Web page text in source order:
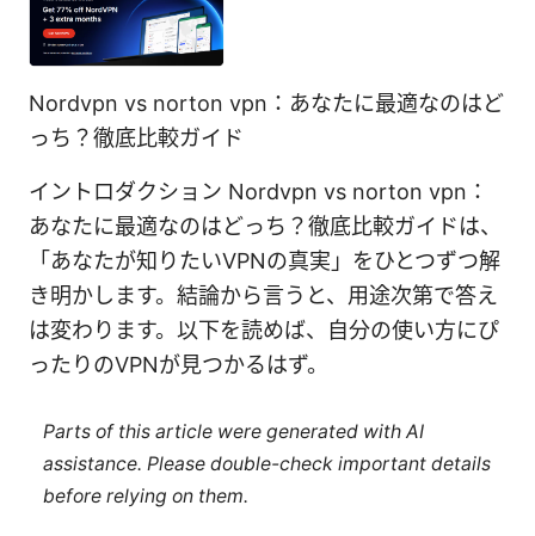
Nordvpn vs norton vpn：あなたに最適なのはど
っち？徹底比較ガイド
イントロダクション Nordvpn vs norton vpn：
あなたに最適なのはどっち？徹底比較ガイドは、
「あなたが知りたいVPNの真実」をひとつずつ解
き明かします。結論から言うと、用途次第で答え
は変わります。以下を読めば、自分の使い方にぴ
ったりのVPNが見つかるはず。
Parts of this article were generated with AI
assistance. Please double-check important details
before relying on them.